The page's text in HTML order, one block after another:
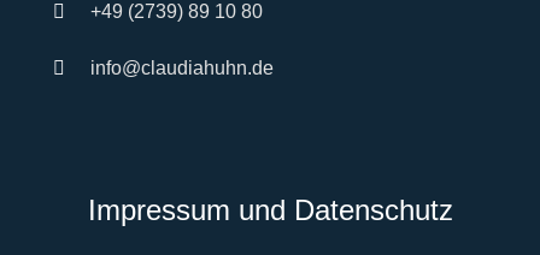
+49 (2739) 89 10 80
info@claudiahuhn.de
Impressum und Datenschutz